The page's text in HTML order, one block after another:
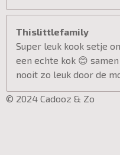
Thislittlefamily
Super leuk kook setje
een echte kok 😊
nooit zo leuk door de
© 2024 Cadooz & Zo